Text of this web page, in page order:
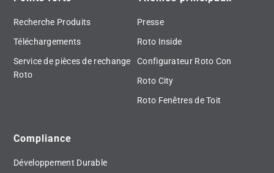
Recherche Produits
Téléchargements
Service de pièces de rechange
Roto
Presse
Roto Inside
Configurateur Roto Con
Roto City
Roto Fenêtres de Toit
Compliance
Développement Durable